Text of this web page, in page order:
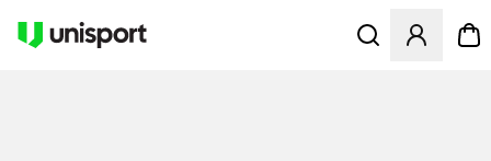
Åbner en Modal